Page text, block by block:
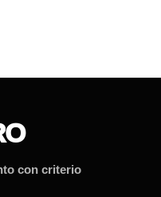
con criterio